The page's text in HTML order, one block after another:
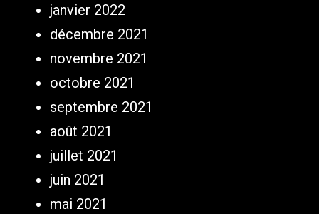
janvier 2022
décembre 2021
novembre 2021
octobre 2021
septembre 2021
août 2021
juillet 2021
juin 2021
mai 2021